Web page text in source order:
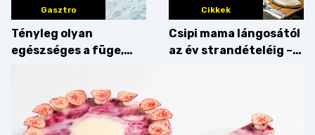
Gasztro
Tényleg olyan
egészséges a füge,
Cikkek
Csipi mama lángosától
az év strandételéig –